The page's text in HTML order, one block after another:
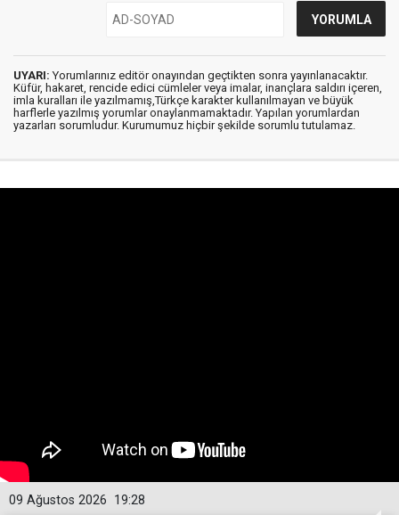
UYARI: Yorumlarınız editör onayından geçtikten sonra yayınlanacaktır.
Küfür, hakaret, rencide edici cümleler veya imalar, inançlara saldırı içeren,
imla kuralları ile yazılmamış,Türkçe karakter kullanılmayan ve büyük
harflerle yazılmış yorumlar onaylanmamaktadır. Yapılan yorumlardan
yazarları sorumludur. Kurumumuz hiçbir şekilde sorumlu tutulamaz.
19:28
09 Ağustos 2026